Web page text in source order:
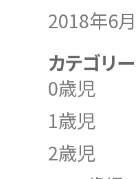
2018年6月
カテゴリー
0歳児
1歳児
2歳児